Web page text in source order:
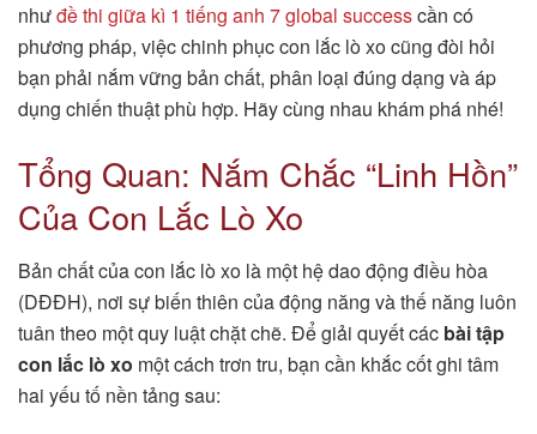
nhưđề thi giữa kì 1 tiếng anh 7 global successcần có
phương pháp, việc chinh phục con lắc lò xo cũng đòi hỏi
bạn phải nắm vững bản chất, phân loại đúng dạng và áp
dụng chiến thuật phù hợp. Hãy cùng nhau khám phá nhé!
Tổng Quan: Nắm Chắc “Linh Hồn”
Của Con Lắc Lò Xo
Bản chất của con lắc lò xo là một hệ dao động điều hòa
(DĐĐH), nơi sự biến thiên của động năng và thế năng luôn
tuân theo một quy luật chặt chẽ. Để giải quyết các bài tập
con lắc lò xo một cách trơn tru, bạn cần khắc cốt ghi tâm
hai yếu tố nền tảng sau: